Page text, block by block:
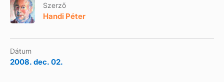
Szerző
Handi Péter
Dátum
2008. dec. 02.